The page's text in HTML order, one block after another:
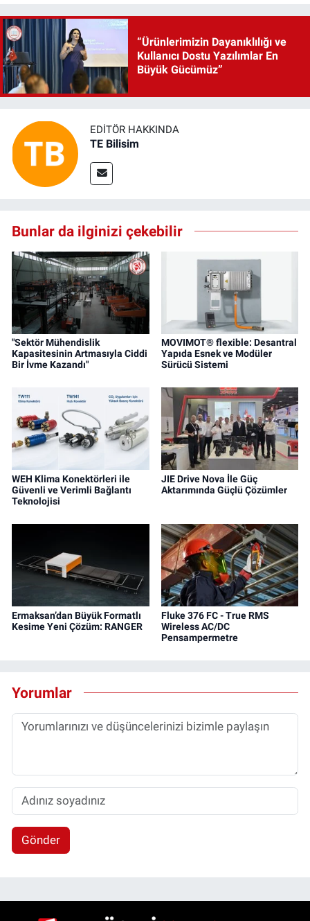
“Ürünlerimizin Dayanıklılığı ve
Kullanıcı Dostu Yazılımlar En
Büyük Gücümüz”
EDITÖR HAKKINDA
TE Bilisim
Bunlar da ilginizi çekebilir
"Sektör Mühendislik
Kapasitesinin Artmasıyla Ciddi
Bir İvme Kazandı"
MOVIMOT® flexible: Desantral
Yapıda Esnek ve Modüler
Sürücü Sistemi
WEH Klima Konektörleri ile
Güvenli ve Verimli Bağlantı
Teknolojisi
JIE Drive Nova İle Güç
Aktarımında Güçlü Çözümler
Ermaksan’dan Büyük Formatlı
Kesime Yeni Çözüm: RANGER
Fluke 376 FC - True RMS
Wireless AC/DC
Pensampermetre
Yorumlar
Gönder